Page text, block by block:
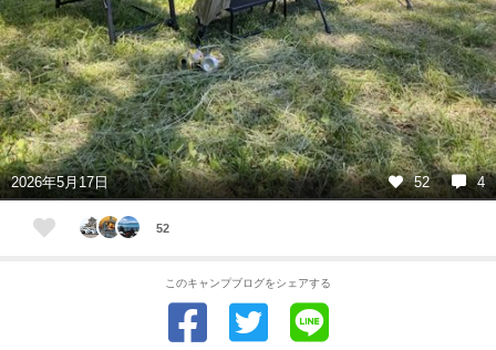
2026年5月17日 52 4
52
このキャンプブログをシェアする